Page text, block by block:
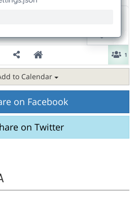
to Calendar
on Facebook
on Twitter